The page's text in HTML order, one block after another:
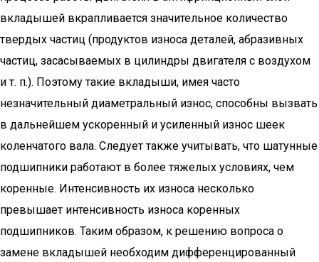
вкладышей вкрапливается значительное количество
твердых частиц (продуктов износа деталей, абразивных
частиц, засасываемых в цилиндры двигателя с воздухом
и т. п.). Поэтому такие вкладыши, имея часто
незначительный диаметральный износ, способны вызвать
в дальнейшем ускоренный и усиленный износ шеек
коленчатого вала. Следует также учитывать, что шатунные
подшипники работают в более тяжелых условиях, чем
коренные. Интенсивность их износа несколько
превышает интенсивность износа коренных
подшипников. Таким образом, к решению вопроса о
замене вкладышей необходим дифференцированный